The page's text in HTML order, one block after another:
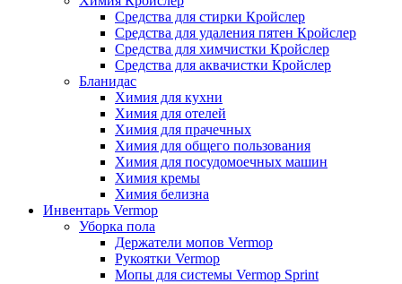
Средства для стирки Кройслер
Средства для удаления пятен Кройслер
Средства для химчистки Кройслер
Средства для аквачистки Кройслер
Бланидас
Химия для кухни
Химия для отелей
Химия для прачечных
Химия для общего пользования
Химия для посудомоечных машин
Химия кремы
Химия белизна
Инвентарь Vermop
Уборка пола
Держатели мопов Vermop
Рукоятки Vermop
Мопы для системы Vermop Sprint